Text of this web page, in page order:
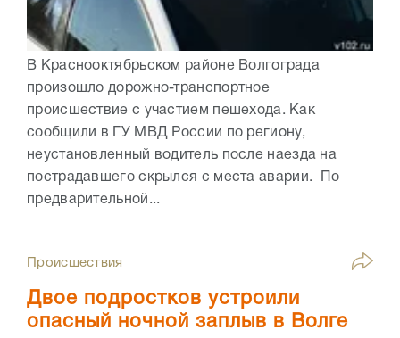
В Краснооктябрьском районе Волгограда
произошло дорожно-транспортное
происшествие с участием пешехода. Как
сообщили в ГУ МВД России по региону,
неустановленный водитель после наезда на
пострадавшего скрылся с места аварии. По
предварительной...
Происшествия
Двое подростков устроили
опасный ночной заплыв в Волге